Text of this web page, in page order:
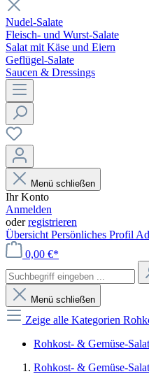
Nudel-Salate
Fleisch- und Wurst-Salate
Salat mit Käse und Eiern
Geflügel-Salate
Saucen & Dressings
Menü schließen
Ihr Konto
Anmelden
oderregistrieren
Übersicht Persönliches Profil
0,00 €*
Menü schließen
Zeige alle Kategorien
Rohkost- & Gemüse-
Rohkost- & Gemüse-